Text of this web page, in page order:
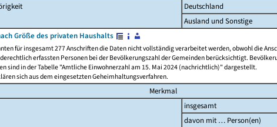
Deutschland
Ausland und Sonstige
Größe des privaten Haushalts
für insgesamt 277 Anschriften die Daten nicht vollständig verarbeitet werden, obwohl die
erfassten Personen bei der Bevölkerungszahl der Gemeinden berücksichtigt.
sind in der Tabelle "Amtliche Einwohnerzahl am 15. Mai 2024 (nachrichtlich)" dargestellt.
sich aus dem eingesetzten Geheimhaltungsverfahren.
Merkmal
insgesamt
davon mit … Person(en)